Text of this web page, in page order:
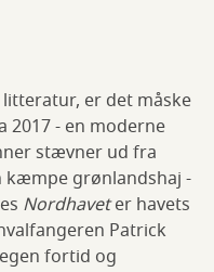
er det måske
2017 - en moderne
stævner ud fra
kæmpe grønlandshaj -
Nordhaveter havets
Patrick
fortid og